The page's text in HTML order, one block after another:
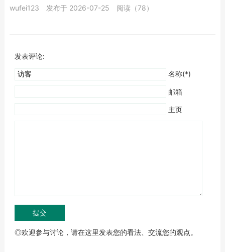
否在百万级数据集上跑Pyth...
wufei123 发布于 2026-07-25 阅读（78）
发表评论:
名称(*)
邮箱
主页
◎欢迎参与讨论，请在这里发表您的看法、交流您的观点。